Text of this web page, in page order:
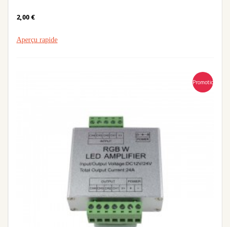
2,00 €
Aperçu rapide
Promotion